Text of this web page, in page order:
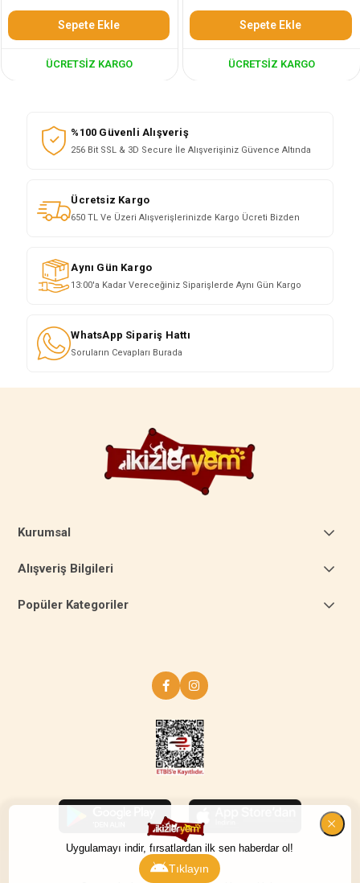
Sepete Ekle
ÜCRETSIZ KARGO
Sepete Ekle
ÜCRETSIZ KARGO
%100 Güvenli Alışveriş
256 Bit SSL & 3D Secure İle Alışverişiniz Güvence Altında
Ücretsiz Kargo
650 TL Ve Üzeri Alışverişlerinizde Kargo Ücreti Bizden
Aynı Gün Kargo
13:00'a Kadar Vereceğiniz Siparişlerde Aynı Gün Kargo
WhatsApp Sipariş Hattı
Soruların Cevapları Burada
Kurumsal
Alışveriş Bilgileri
Popüler Kategoriler
Uygulamayı indir, fırsatlardan ilk sen haberdar ol!
Tıklayın